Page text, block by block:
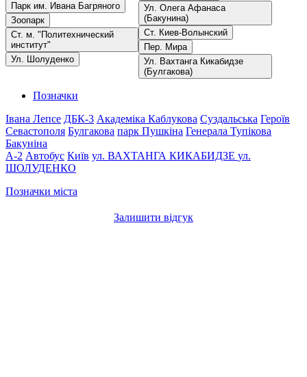
Парк им. Ивана Багряного
Зоопарк
Ст. м. "Политехнический
институт"
Ул. Шолуденко
Ул. Олега Афанаса
(Бакунина)
Ст. Киев-Волынский
Пер. Мира
Ул. Вахтанга Кикабидзе
(Булгакова)
Позначки
Івана Лепсе ДБК-3 Академіка Каблукова Суздальська Героїв
Севастополя Булгакова парк Пушкіна Генерала Тупікова
Бакуніна
A-2 Автобус Київ ул. ВАХТАНГА КИКАБИДЗЕ ул.
ШОЛУДЕНКО
Позначки міста
Залишити відгук